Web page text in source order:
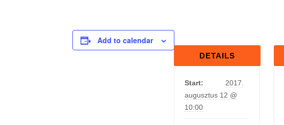
Add to calendar
DETAILS
Start:
2017.
augusztus 12 @
10:00